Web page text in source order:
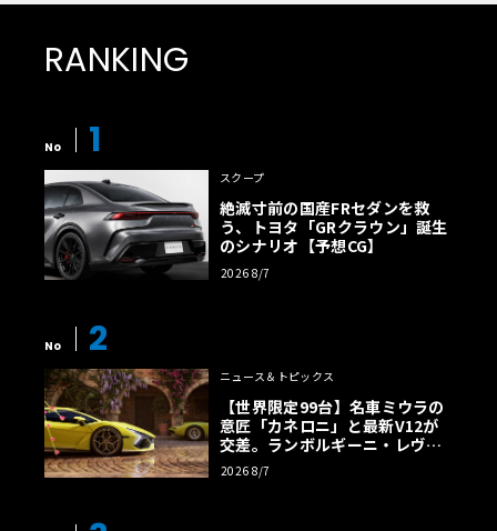
RANKING
No 1
スクープ
絶滅寸前の国産FRセダンを救
う、トヨタ「GRクラウン」誕生
のシナリオ【予想CG】
2026 8/7
No 2
ニュース＆トピックス
【世界限定99台】名車ミウラの
意匠「カネロニ」と最新V12が
交差。ランボルギーニ・レヴエ
ルトに60周年記念車が登場
2026 8/7